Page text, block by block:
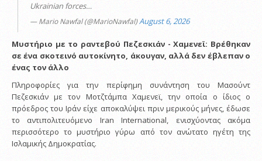
Ukrainian forces…
— Mario Nawfal (@MarioNawfal)August 6, 2026
Μυστήριο με το ραντεβού Πεζεσκιάν - Χαμενεϊ: Βρέθηκαν
σε ένα σκοτεινό αυτοκίνητο, άκουγαν, αλλά δεν έβλεπαν ο
ένας τον άλλο
Πληροφορίες για την περίφημη συνάντηση του Μασούντ
Πεζεσκιάν με τον Μοτζτάμπα Χαμενεϊ, την οποία ο ίδιος ο
πρόεδρος του Ιράν είχε αποκαλύψει πριν μερικούς μήνες, έδωσε
το αντιπολιτευόμενο Iran International, ενισχύοντας ακόμα
περισσότερο το μυστήριο γύρω από τον ανώτατο ηγέτη της
Ισλαμικής Δημοκρατίας.